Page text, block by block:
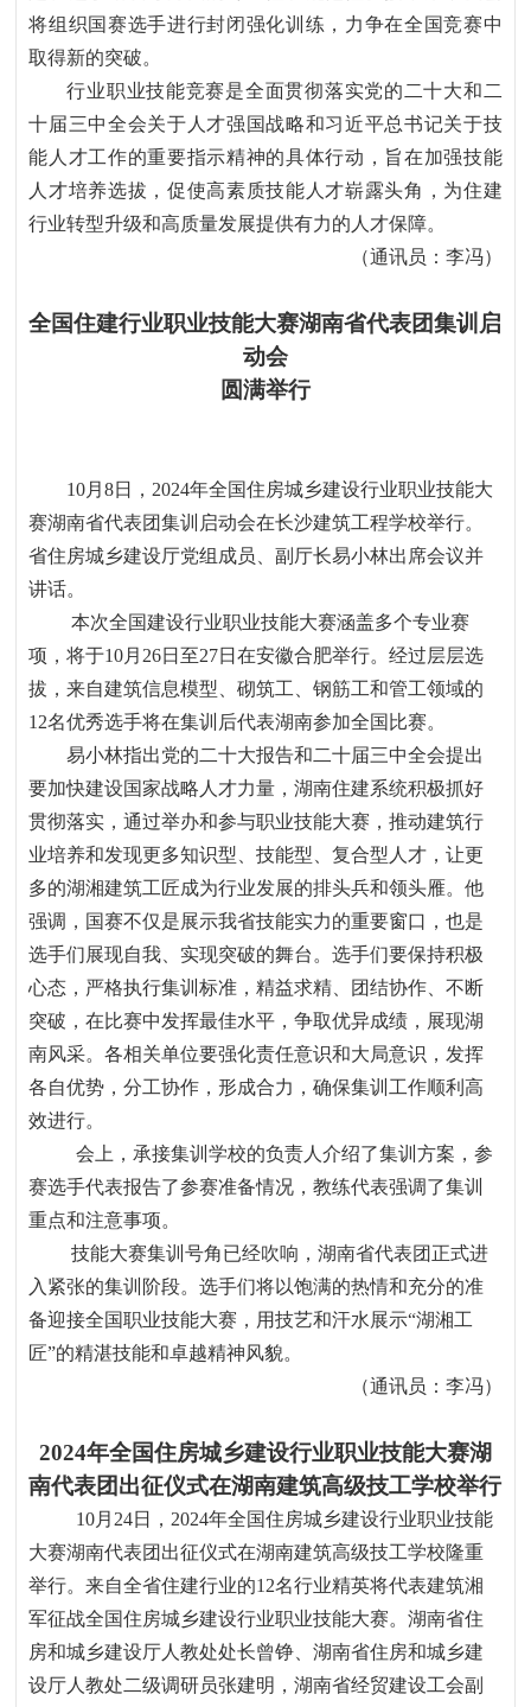
将组织国赛选手进行封闭强化训练，力争在全国竞赛中
取得新的突破。
行业职业技能竞赛是全面贯彻落实党的二十大和二
十届三中全会关于人才强国战略和习近平总书记关于技
能人才工作的重要指示精神的具体行动，旨在加强技能
人才培养选拔，促使高素质技能人才崭露头角，为住建
行业转型升级和高质量发展提供有力的人才保障。
（通讯员：李冯）
全国住建行业职业技能大赛湖南省代表团集训启
动会
圆满举行
10月8日， 2024年全国住房城乡建设行业职业技能大
赛湖南省代表团集训启动会在长沙建筑工程学校举行。
省住房城乡建设厅党组成员、副厅长易小林出席会议并
讲话。
本次全国建设行业职业技能大赛涵盖多个专业赛
项，将于10月 26日至27日在安徽合肥举行。经过层层选
拔，来自建筑信息模型、砌筑工、钢筋工和管工领域的
12名优秀选手将在集训后代表湖南参加全国比赛。
易小林指出党的二十大报告和二十届三中全会提出
要加快建设国家战略人才力量，湖南住建系统积极抓好
贯彻落实，通过举办和参与职业技能大赛，推动建筑行
业培养和发现更多知识型、技能型、复合型人才，让更
多的湖湘建筑工匠成为行业发展的排头兵和领头雁。他
强调，国赛不仅是展示我省技能实力的重要窗口，也是
选手们展现自我、实现突破的舞台。选手们要保持积极
心态，严格执行集训标准，精益求精、团结协作、不断
突破，在比赛中发挥最佳水平，争取优异成绩，展现湖
南风采。各相关单位要强化责任意识和大局意识，发挥
各自优势，分工协作，形成合力，确保集训工作顺利高
效进行。
会上，承接集训学校的负责人介绍了集训方案，参
赛选手代表报告了参赛准备情况，教练代表强调了集训
重点和注意事项。
技能大赛集训号角已经吹响，湖南省代表团正式进
入紧张的集训阶段。选手们将以饱满的热情和充分的准
备迎接全国职业技能大赛，用技艺和汗水展示“湖湘工
匠”的精湛技能和卓越精神风貌。
（通讯员：李冯）
2024年全国住房城乡建设行业职业技能大赛湖
南代表团出征仪式在湖南建筑高级技工学校举行
10月 24日， 2024年全国住房城乡建设行业职业技能
大赛湖南代表团出征仪式在湖南建筑高级技工学校隆重
举行。来自全省住建行业的12名行业精英将代表建筑湘
军征战全国住房城乡建设行业职业技能大赛。湖南省住
房和城乡建设厅人教处处长曾铮、湖南省住房和城乡建
设厅人教处二级调研员张建明，湖南省经贸建设工会副